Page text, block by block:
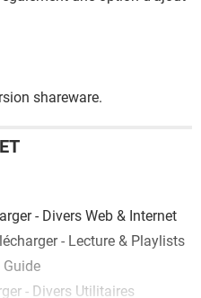
shareware.
- Divers Web & Internet
- Lecture & Playlists
Guide
- Divers Utilitaires